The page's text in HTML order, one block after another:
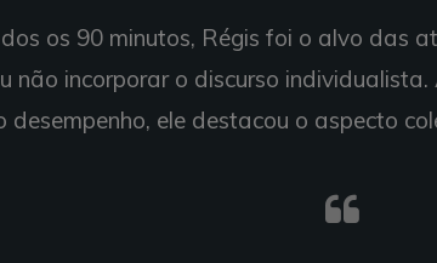
os 90 minutos, Régis foi o alvo das
não incorporar o discurso
desempenho, ele destacou o aspecto